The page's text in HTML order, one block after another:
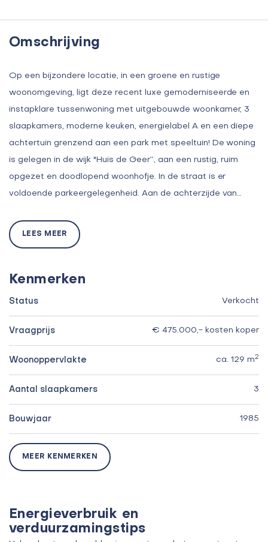
Omschrijving
Op een bijzondere locatie, in een groene en rustige
woonomgeving, ligt deze recent luxe gemoderniseerde en
instapklare tussenwoning met uitgebouwde woonkamer, 3
slaapkamers, moderne keuken, energielabel A en een diepe
achtertuin grenzend aan een park met speeltuin! De woning
is gelegen in de wijk "Huis de Geer’’, aan een rustig, ruim
opgezet en doodlopend woonhofje. In de straat is er
voldoende parkeergelegenheid. Aan de achterzijde van…
LEES MEER
Kenmerken
Status Verkocht
Vraagprijs € 475.000,- kosten koper
Woonoppervlakte ca. 129 m2
Aantal slaapkamers 3
Bouwjaar 1985
MEER KENMERKEN
Energieverbruik en
verduurzamingstips